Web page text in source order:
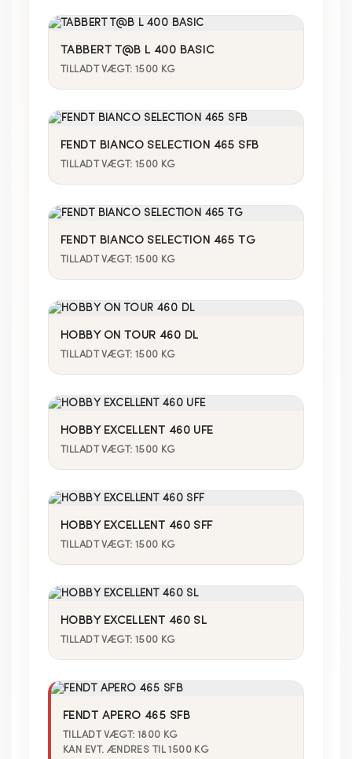
TABBERT T@B L 400 BASIC
TILLADT VÆGT: 1500 KG
FENDT BIANCO SELECTION 465 SFB
TILLADT VÆGT: 1500 KG
FENDT BIANCO SELECTION 465 TG
TILLADT VÆGT: 1500 KG
HOBBY ON TOUR 460 DL
TILLADT VÆGT: 1500 KG
HOBBY EXCELLENT 460 UFE
TILLADT VÆGT: 1500 KG
HOBBY EXCELLENT 460 SFF
TILLADT VÆGT: 1500 KG
HOBBY EXCELLENT 460 SL
TILLADT VÆGT: 1500 KG
FENDT APERO 465 SFB
TILLADT VÆGT: 1800 KG
KAN EVT. ÆNDRES TIL 1500 KG